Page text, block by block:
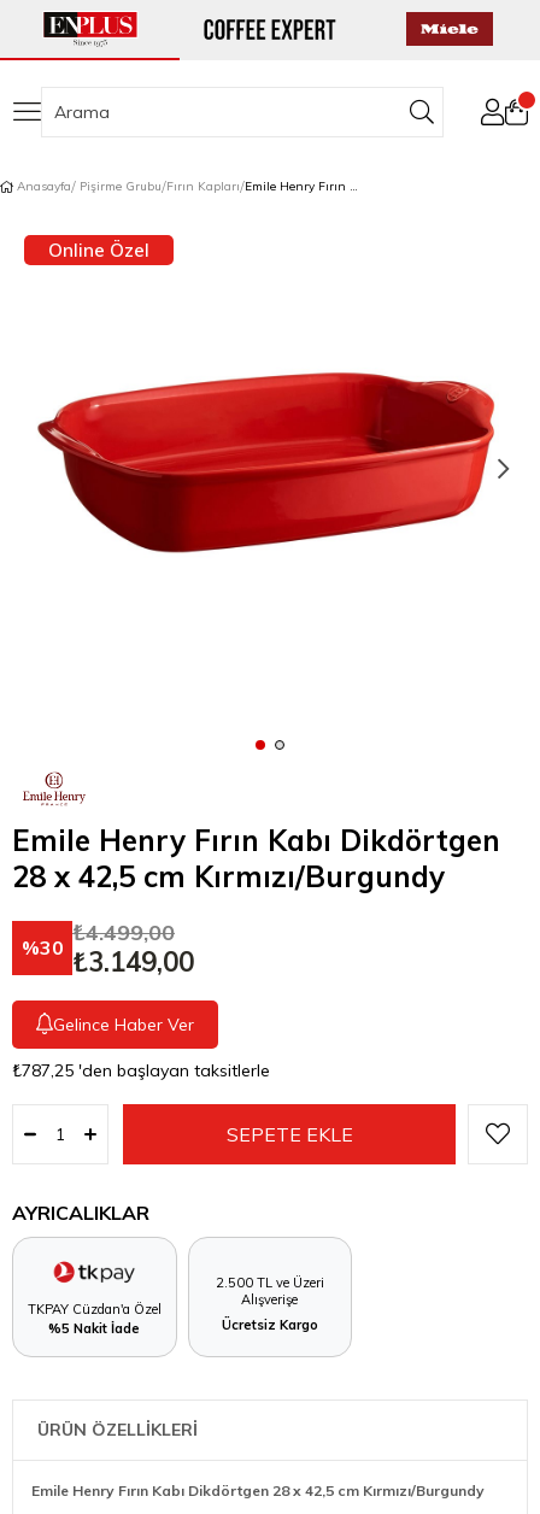
Anasayfa Pişirme Grubu Fırın Kapları Emile Henry Fırın Kabı Dikdörtgen 28 x 42,5 cm Kırmızı/Burgundy
Online Özel
Emile Henry Fırın Kabı Dikdörtgen
28 x 42,5 cm Kırmızı/Burgundy
30
₺4.499,00
₺3.149,00
Gelince Haber Ver
₺787,25 'den başlayan taksitlerle
AYRICALIKLAR
TKPAY Cüzdan'a Özel
%5 Nakit İade
2.500 TL ve Üzeri
Alışverişe
Ücretsiz Kargo
ÜRÜN ÖZELLİKLERİ
Emile Henry Fırın Kabı Dikdörtgen 28 x 42,5 cm Kırmızı/Burgundy